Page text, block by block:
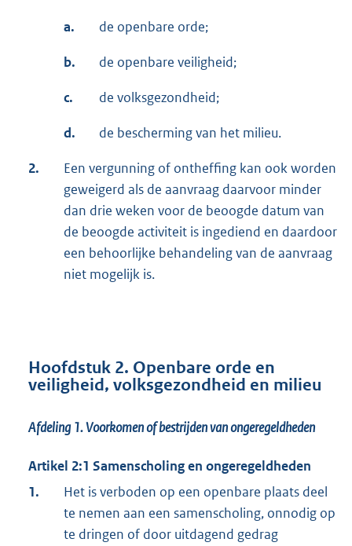
a. de openbare orde;
b. de openbare veiligheid;
c. de volksgezondheid;
d. de bescherming van het milieu.
2.
Een vergunning of ontheffing kan ook worden
geweigerd als de aanvraag daarvoor minder
dan drie weken voor de beoogde datum van
de beoogde activiteit is ingediend en daardoor
een behoorlijke behandeling van de aanvraag
niet mogelijk is.
Hoofdstuk 2. Openbare orde en
veiligheid, volksgezondheid en milieu
Afdeling 1.Voorkomen of bestrijden van ongeregeldheden
Artikel 2:1 Samenscholing en ongeregeldheden
1.
Het is verboden op een openbare plaats deel
te nemen aan een samenscholing, onnodig op
te dringen of door uitdagend gedrag